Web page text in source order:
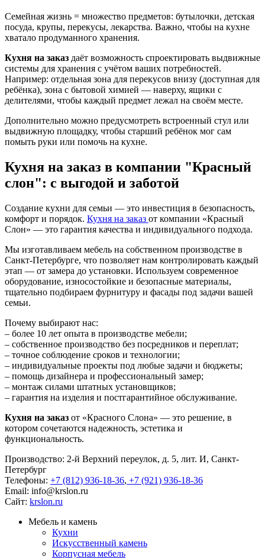
Семейная жизнь = множество предметов: бутылочки, детская
посуда, крупы, перекусы, лекарства. Важно, чтобы на кухне
хватало продуманного хранения.
Кухня на заказ даёт возможность спроектировать выдвижные
системы для хранения с учётом ваших потребностей.
Например: отдельная зона для перекусов внизу (доступная для
ребёнка), зона с бытовой химией — наверху, ящики с
делителями, чтобы каждый предмет лежал на своём месте.
Дополнительно можно предусмотреть встроенный стул или
выдвижную площадку, чтобы старший ребёнок мог сам
помыть руки или помочь на кухне.
Кухня на заказ в компании "Красный
слон": с выгодой и заботой
Создание кухни для семьи — это инвестиция в безопасность,
комфорт и порядок. Кухня на заказ от компании «Красный
Слон» — это гарантия качества и индивидуального подхода.
Мы изготавливаем мебель на собственном производстве в
Санкт-Петербурге, что позволяет нам контролировать каждый
этап — от замера до установки. Используем современное
оборудование, износостойкие и безопасные материалы,
тщательно подбираем фурнитуру и фасады под задачи вашей
семьи.
Почему выбирают нас:
– более 10 лет опыта в производстве мебели;
– собственное производство без посредников и переплат;
– точное соблюдение сроков и технологии;
– индивидуальные проекты под любые задачи и бюджеты;
– помощь дизайнера и профессиональный замер;
– монтаж силами штатных установщиков;
– гарантия на изделия и постгарантийное обслуживание.
Кухня на заказ от «Красного Слона» — это решение, в
котором сочетаются надежность, эстетика и
функциональность.
Производство: 2-й Верхний переулок, д. 5, лит. И, Санкт-
Петербург
Телефоны: +7 (812) 936-18-36, +7 (921) 936-18-36
Email: info@krslon.ru
Сайт: krslon.ru
Мебель и камень
Кухни
Искусственный камень
Корпусная мебель